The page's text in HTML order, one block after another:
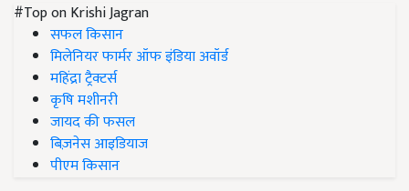
#Top on Krishi Jagran
सफल किसान
मिलेनियर फार्मर ऑफ इंडिया अवॉर्ड
महिंद्रा ट्रैक्टर्स
कृषि मशीनरी
जायद की फसल
बिज़नेस आइडियाज
पीएम किसान